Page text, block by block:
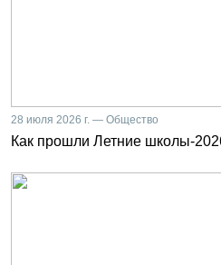
28 июля 2026 г. — Общество
Как прошли Летние школы-